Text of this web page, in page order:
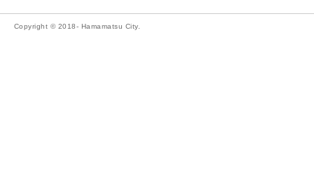
Copyright © 2018- Hamamatsu City.